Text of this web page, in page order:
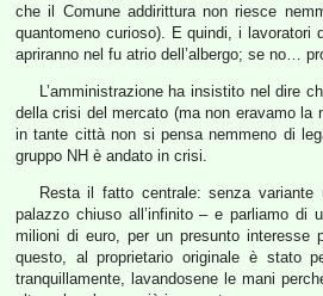
che il Comune addirittura non riesce
quantomeno curioso). E quindi, i lavoratori
apriranno nel fu atrio dell’albergo; se no…
L’amministrazione ha insistito nel dire
della crisi del mercato (ma non eravamo la
in tante città non si pensa nemmeno di
gruppo NH è andato in crisi.
Resta il fatto centrale: senza variante
palazzo chiuso all’infinito – e parliamo di
milioni di euro, per un presunto interesse
questo, al proprietario originale è stato
tranquillamente, lavandosene le mani